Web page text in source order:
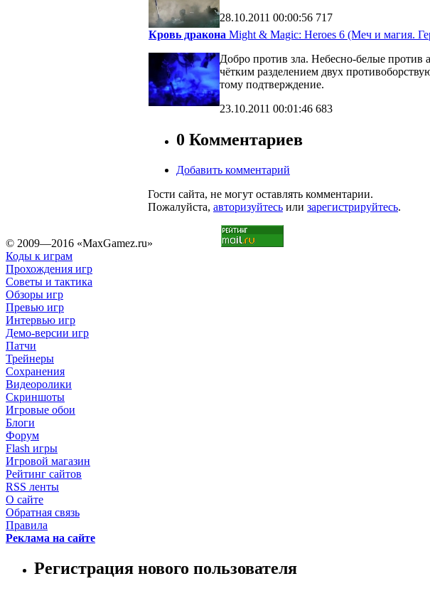
28.10.2011 00:00:56 717
Кровь дракона Might & Magic: Heroes 6 (Меч и магия.
Добро против зла. Небесно-белые против
чётким разделением двух
тому подтверждение.
23.10.2011 00:01:46 683
0 Комментариев
Добавить комментарий
Гости сайта, не могут оставлять комментарии.
Пожалуйста, авторизуйтесь или зарегистрируйтесь.
© 2009—2016 «MaxGamez.ru»
Коды к играм
Прохождения игр
Советы и тактика
Обзоры игр
Превью игр
Интервью игр
Демо-версии игр
Патчи
Трейнеры
Сохранения
Видеоролики
Скриншоты
Игровые обои
Блоги
Форум
Flash игры
Игровой магазин
Рейтинг сайтов
RSS ленты
О сайте
Обратная связь
Правила
Реклама на сайте
Регистрация нового пользователя